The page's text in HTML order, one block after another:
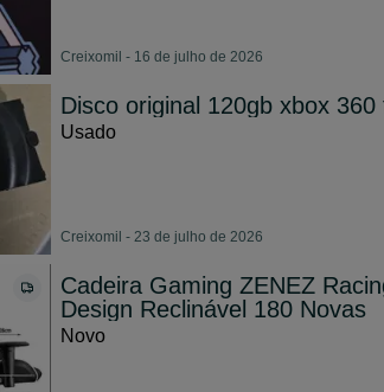
Creixomil - 16 de julho de 2026
Disco original 120gb xbox 360
Usado
Creixomil - 23 de julho de 2026
Cadeira Gaming ZENEZ
Design Reclinável 180 Novas
Novo